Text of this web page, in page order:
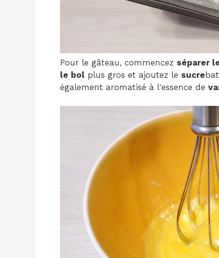
Pour le gâteau, commencez séparer
le bol plus gros et ajoutez le sucre
également aromatisé à l'essence de